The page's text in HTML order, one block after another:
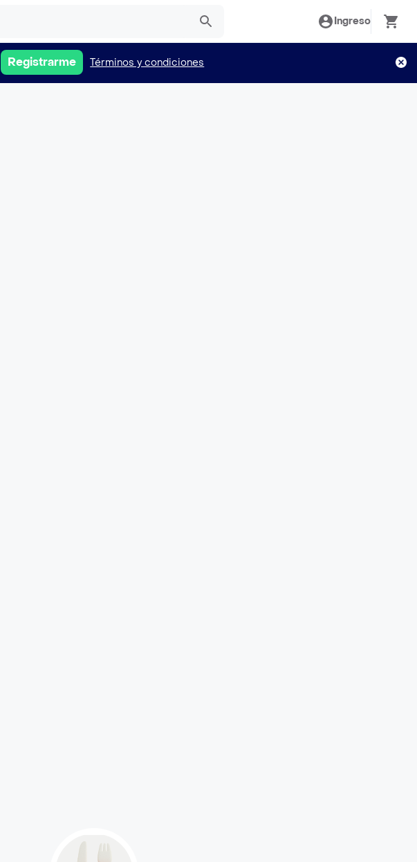
Ingreso
Registrarme Términos y condiciones